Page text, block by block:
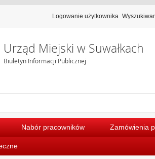
Logowanie użytkownika
Urząd Miejski w Suwałkach
Biuletyn Informacji Publicznej
Nabór pracowników Zamówienia